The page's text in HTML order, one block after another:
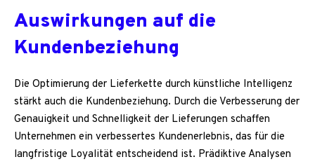
Auswirkungen auf die
Kundenbeziehung
Die Optimierung der Lieferkette durch künstliche Intelligenz
stärkt auch die Kundenbeziehung. Durch die Verbesserung der
Genauigkeit und Schnelligkeit der Lieferungen schaffen
Unternehmen ein verbessertes Kundenerlebnis, das für die
langfristige Loyalität entscheidend ist. Prädiktive Analysen